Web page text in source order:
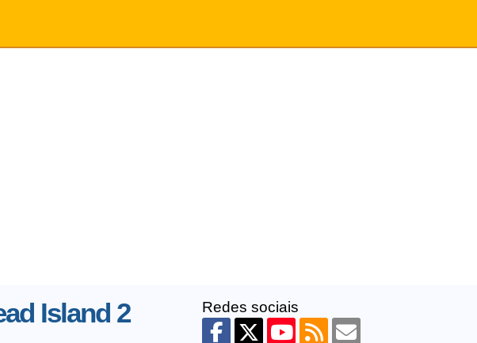
Island 2 Redes sociais